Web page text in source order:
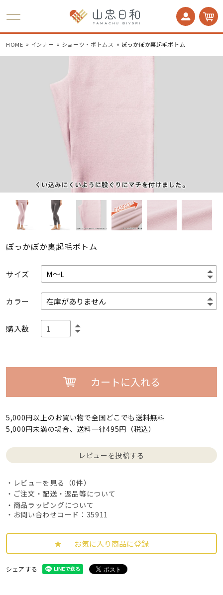
HOME インナー ショーツ・ボトムス ぽっかぽか裏起毛ボトム
ぽっかぽか裏起毛ボトム
サイズ
カラー
購入数
カートに入れる
5,000円以上のお買い物で全国どこでも送料無料
5,000円未満の場合、送料一律495円（税込）
レビューを投稿する
レビューを見る（0件）
ご注文・配送・返品等について
商品ラッピングについて
・お問い合わせコード：35911
お気に入り商品に登録
シェアする